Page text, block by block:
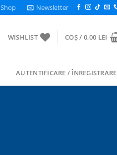
Shop Newsletter
WISHLIST COȘ / 0,00 LEI
AUTENTIFICARE / ÎNREGISTRARE